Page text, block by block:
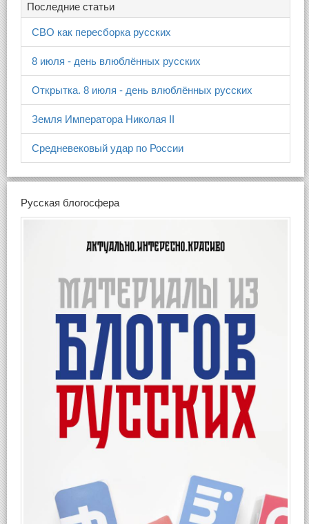
Последние статьи
СВО как пересборка русских
8 июля - день влюблённых русских
Открытка. 8 июля - день влюблённых русских
Земля Императора Николая II
Средневековый удар по России
Русская блогосфера